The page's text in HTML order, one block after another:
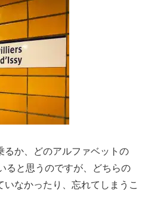
るか、どのアルファベットの
ると思うのですが、どちらの
なかったり、忘れてしまうこ